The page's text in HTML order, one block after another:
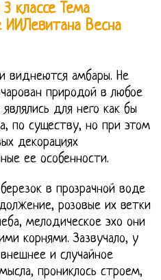
3 классе Тема
ИИЛевитана Весна
виднеются амбары. Не
природой в любое
для него как бы
по существу, но при этом
декорациях
ее особенности.
в прозрачной воде
розовые их ветки
мелодическое эхо они
корнями. Зазвучало, у
и случайное
прониклось строем,